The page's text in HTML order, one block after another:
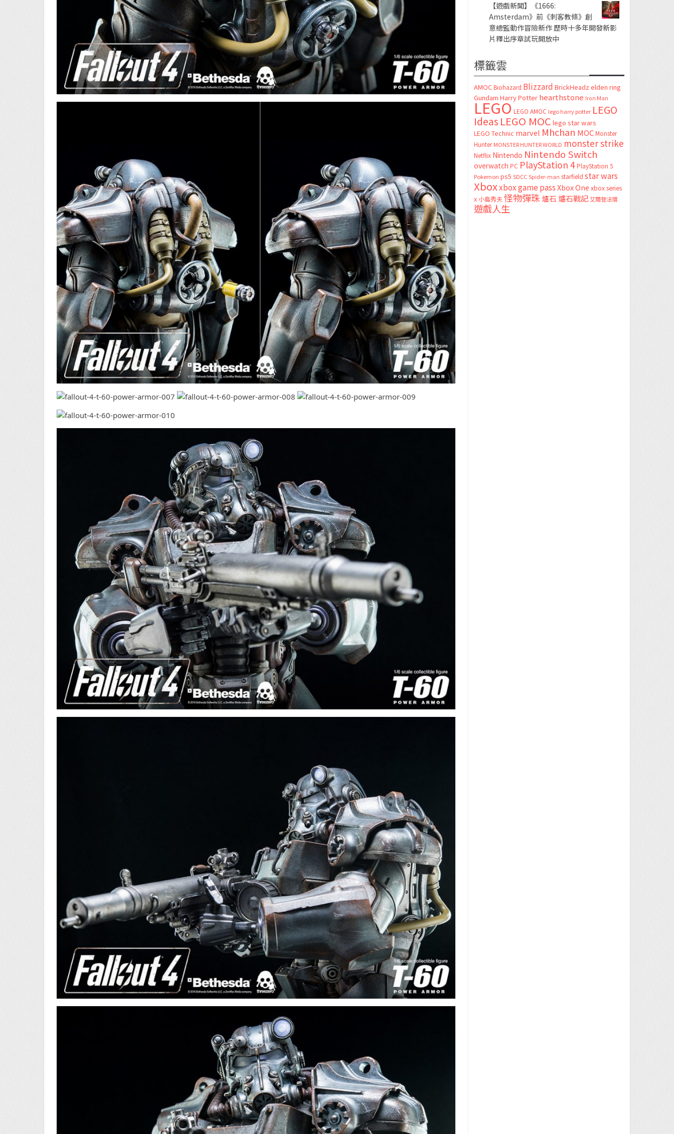
【遊戲新聞】《1666:
Amsterdam》前《刺客教條》創
意總監動作冒險新作 歷時十多年開發新影
片釋出序章試玩開放中
標籤雲
AMOC Biohazard Blizzard BrickHeadz elden ring
Gundam Harry Potter hearthstone Iron Man
LEGO LEGO AMOC lego harry potter LEGO
Ideas LEGO MOC lego star wars
LEGO Technic marvel Mhchan MOC Monster
Hunter MONSTER HUNTER WORLD monster strike
Netflix Nintendo Nintendo Switch
overwatch PC PlayStation 4 PlayStation 5
Pokemon ps5 SDCC Spider-man starfield star wars
Xboxxbox game passXbox One xbox series
x 小島秀夫怪物彈珠 爐石 爐石戰記艾爾登法環
遊戲人生